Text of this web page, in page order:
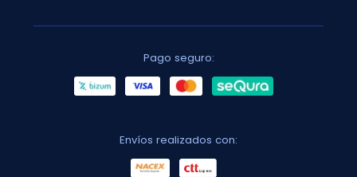
Pago seguro:
Envíos realizados con: